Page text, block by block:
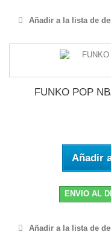
Añadir a la lista de
FUNKO POP
Añadir
ENVIO AL
Añadir a la lista de